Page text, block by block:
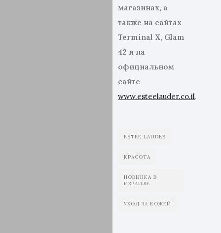
магазинах, а
также на сайтах
Terminal X, Glam
42 и на
официальном
сайте
www.esteelauder.co.il.
ESTEE LAUDER
КРАСОТА
НОВИНКА В
ИЗРАИЛЕ
УХОД ЗА КОЖЕЙ